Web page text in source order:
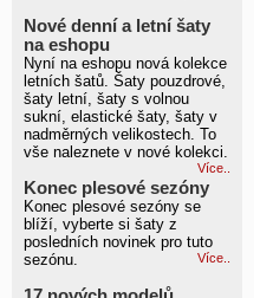
Nové denní a letní šaty
na eshopu
Nyní na eshopu nová kolekce
letních šatů. Šaty pouzdrové,
šaty letní, šaty s volnou
sukní, elastické šaty, šaty v
nadměrných velikostech. To
vše naleznete v nové kolekci.
Více..
Konec plesové sezóny
Konec plesové sezóny se
blíží, vyberte si šaty z
posledních novinek pro tuto
sezónu.
Více..